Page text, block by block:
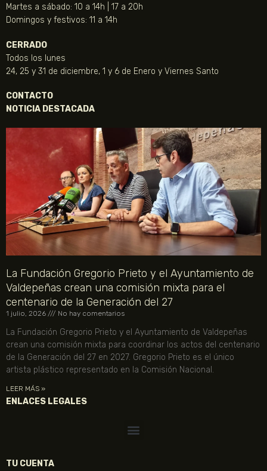
Martes a sábado: 10 a 14h | 17 a 20h
Domingos y festivos: 11 a 14h
CERRADO
Todos los lunes
24, 25 y 31 de diciembre, 1 y 6 de Enero y Viernes Santo
CONTACTO
NOTICIA DESTACADA
La Fundación Gregorio Prieto y el Ayuntamiento de
Valdepeñas crean una comisión mixta para el
centenario de la Generación del 27
1 julio, 2026 No hay comentarios
La Fundación Gregorio Prieto y el Ayuntamiento de Valdepeñas
crean una comisión mixta para coordinar los actos del centenario
de la Generación del 27 en 2027. Gregorio Prieto es el único
artista plástico representado en la Comisión Nacional.
LEER MÁS »
ENLACES LEGALES
TU CUENTA